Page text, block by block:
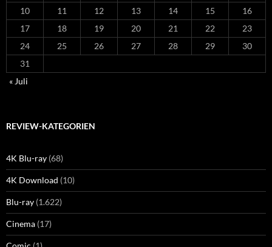
10
11 12 13 14 15
16
17
18 19 20 21 22
23
24
25 26 27 28 29
30
31
« Juli
REVIEW-KATEGORIEN
4K Blu-ray (68)
4K Download (10)
Blu-ray (1.622)
Cinema (17)